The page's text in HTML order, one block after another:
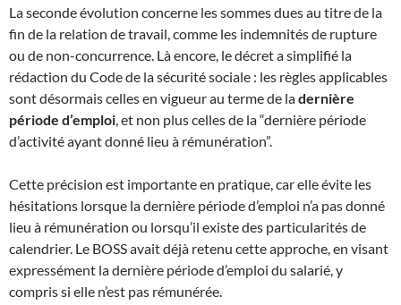
La seconde évolution concerne les sommes dues au titre de la
fin de la relation de travail, comme les indemnités de rupture
ou de non-concurrence. Là encore, le décret a simplifié la
rédaction du Code de la sécurité sociale : les règles applicables
sont désormais celles en vigueur au terme de ladernière
période d’emploi, et non plus celles de la “dernière période
d’activité ayant donné lieu à rémunération”.
Cette précision est importante en pratique, car elle évite les
hésitations lorsque la dernière période d’emploi n’a pas donné
lieu à rémunération ou lorsqu’il existe des particularités de
calendrier. Le BOSS avait déjà retenu cette approche, en visant
expressément la dernière période d’emploi du salarié, y
compris si elle n’est pas rémunérée.